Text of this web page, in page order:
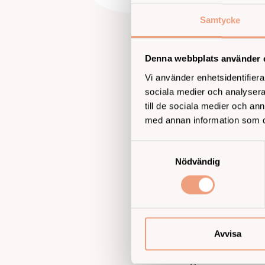
Samtycke
Denna webbplats använder
Vi använder
sociala medier och
till de sociala medier och
med annan information som
Nödvändig
Avvisa
För Helen
– Det känns
blodtryck,
det var en
Det hon
undrar över
– De tar sig
Hon beskriver
– Det är